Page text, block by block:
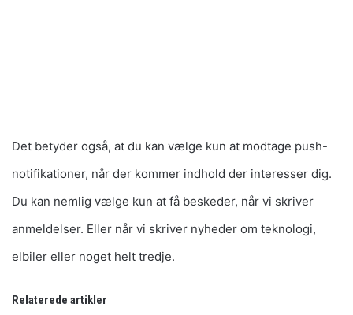
Det betyder også, at du kan vælge kun at modtage push-
notifikationer, når der kommer indhold der interesser dig.
Du kan nemlig vælge kun at få beskeder, når vi skriver
anmeldelser. Eller når vi skriver nyheder om teknologi,
elbiler eller noget helt tredje.
Relaterede artikler